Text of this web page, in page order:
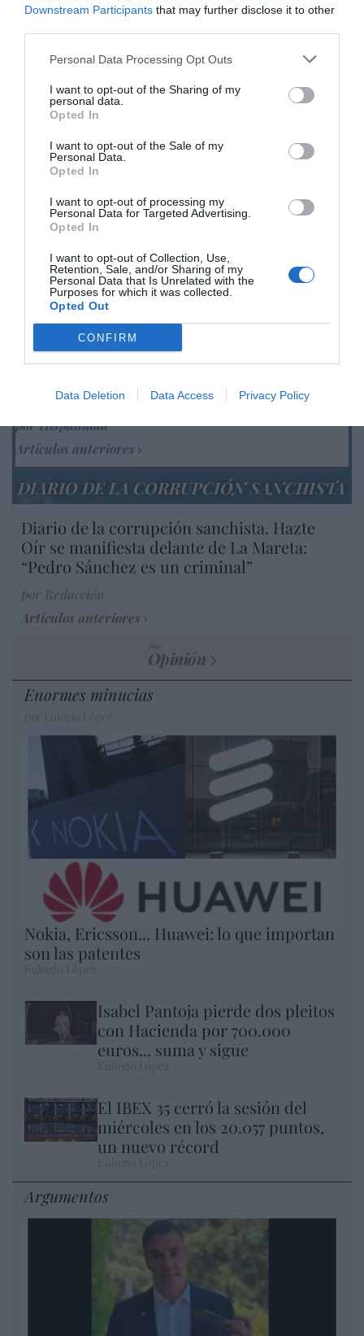
Downstream Participants that may further disclose it to other
Personal Data Processing Opt Outs
I want to opt-out of the Sharing of my
personal data.
Opted In
I want to opt-out of the Sale of my
Personal Data.
Opted In
I want to opt-out of processing my
Personal Data for Targeted Advertising.
Opted In
I want to opt-out of Collection, Use,
Retention, Sale, and/or Sharing of my
Personal Data that Is Unrelated with the
Purposes for which it was collected.
Opted Out
CONFIRM
Data Deletion Data Access Privacy Policy
INTERNACIONAL
católica del Japón
SOCIEDAD
“biopolítica”, sino espiritual... y la ganará la
Virgen
SOCIEDAD
Eslovaquia no admite el gaymonio...
Europea
Eulogio López 08/08/26 06:00
Marcelo Gullo: “El trabajo de desmitificar la
historia, de poner la verdadera, de
cristiano"
por Hispanidad
Artículos anteriores
DIARIO DE LA CORRUPCIÓN SANCHISTA
Diario de la corrupción sanchista. Hazte
Oír se manifiesta delante de La Mareta:
“Pedro Sánchez es un criminal”
Artículos anteriores
Opinión
Enormes minucias
Nokia, Ericsson... Huawei: lo que importan
son las patentes
Isabel Pantoja pierde dos pleitos
con Hacienda por 700.000
euros... suma y sigue
El IBEX 35 cerró la sesión del
miércoles en los 20.057 puntos,
un nuevo récord
Argumentos